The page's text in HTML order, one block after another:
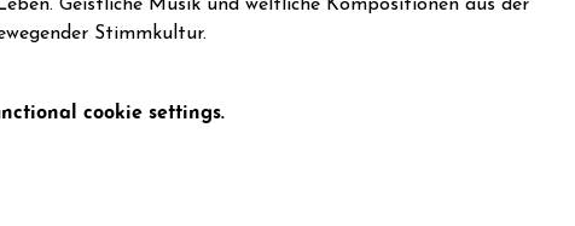
Geistliche Musik und weltliche Kompositionen aus der
Stimmkultur.
cookie settings.